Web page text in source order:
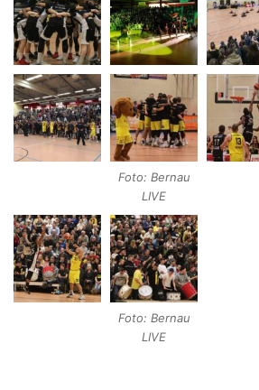
Foto: Bernau
LIVE
Foto: Bernau
LIVE